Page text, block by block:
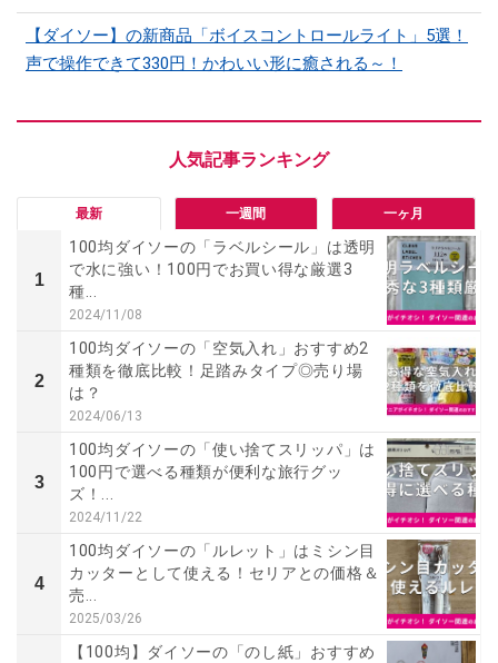
【ダイソー】の新商品「ボイスコントロールライト」5選！
声で操作できて330円！かわいい形に癒される～！
最新 一週間 一ヶ月
1
100均ダイソーの「ラベルシール」は透明
で水に強い！100円でお買い得な厳選3
種...
2024/11/08
2
100均ダイソーの「空気入れ」おすすめ2
種類を徹底比較！足踏みタイプ◎売り場
は？
2024/06/13
3
100均ダイソーの「使い捨てスリッパ」は
100円で選べる種類が便利な旅行グッ
ズ！...
2024/11/22
4
100均ダイソーの「ルレット」はミシン目
カッターとして使える！セリアとの価格＆
売...
2025/03/26
【100均】ダイソーの「のし紙」おすすめ